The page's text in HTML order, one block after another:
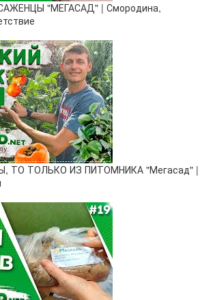
"МЕГАСАД" | Смородина,
ТО ТОЛЬКО ИЗ ПИТОМНИКА "Мегасад" |